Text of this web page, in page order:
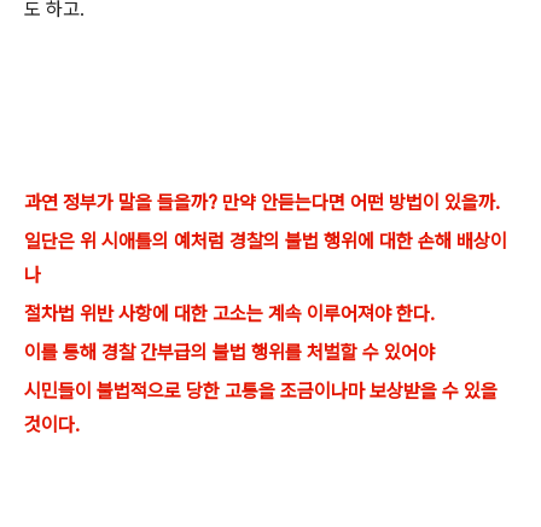
도 하고.
과연 정부가 말을 들을까? 만약 안듣는다면 어떤 방법이 있을까.
일단은 위 시애틀의 예처럼 경찰의 불법 행위에 대한 손해 배상이
나
절차법 위반 사항에 대한 고소는 계속 이루어져야 한다.
이를 통해 경찰 간부급의 불법 행위를 처벌할 수 있어야
시민들이 불법적으로 당한 고통을 조금이나마 보상받을 수 있을
것이다.